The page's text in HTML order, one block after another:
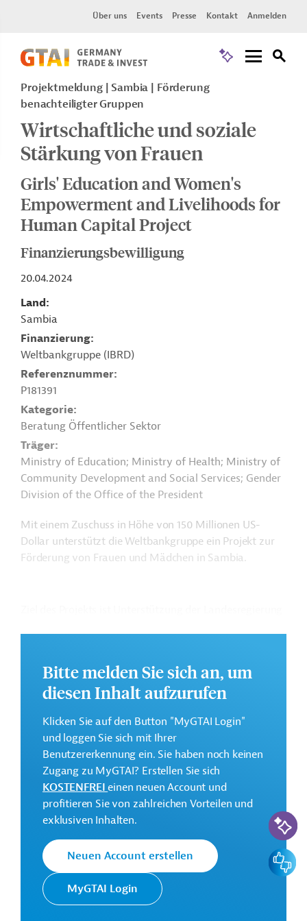
Über uns Events Presse Kontakt Anmelden
Projektmeldung Sambia
Förderung
benachteiligter Gruppen
Wirtschaftliche und soziale
Stärkung von Frauen
Girls' Education and Women's
Empowerment and Livelihoods for
Human Capital Project
Finanzierungsbewilligung
20.04.2024
Land
Sambia
Finanzierung
Weltbankgruppe (IBRD)
Referenznummer
P181391
Kategorie
Beratung Öffentlicher Sektor
Träger
Ministry of Education; Ministry of Health; Ministry of
Community Development and Social Services; Gender
Division of the Office of the President
Mit einem Zuschuss in Höhe von 150 Millionen US-
Dollar unterstützt die Weltbankgruppe ein Projekt zur
Förderung von Frauen und Mädchen in Sambia.
Schutzsysteme.
Die Durchführung des Projekts ist von März 2024 bis
Juni 2028 geplant.
Weitere Informationen zu dem Entwicklungsprojekt
finden Sie auf derWebseite der Weltbankgruppe
und im Originaldokument, das zum Download
bereitsteht.
GTAI informiert über die
Schwerpunkte, Regularien und praktische Hinweise zur
Geschäftsanbahnung.
Gesamtkosten:
157 Millionen US-Dollar
Bitte melden Sie sich an, um
diesen Inhalt aufzurufen
Klicken Sie auf den Button "MyGTAI Login"
und loggen Sie sich mit Ihrer
Benutzererkennung ein. Sie haben noch keinen
Zugang zu MyGTAI? Erstellen Sie sich
KOSTENFREIeinen neuen Account und
profitieren Sie von zahlreichen Vorteilen und
exklusiven Inhalten.
Neuen Account erstellen
MyGTAI Login
KI-